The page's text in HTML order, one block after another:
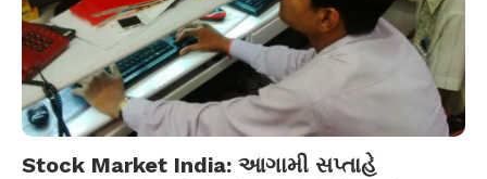
Stock Market India: આગામી સપ્તાહે